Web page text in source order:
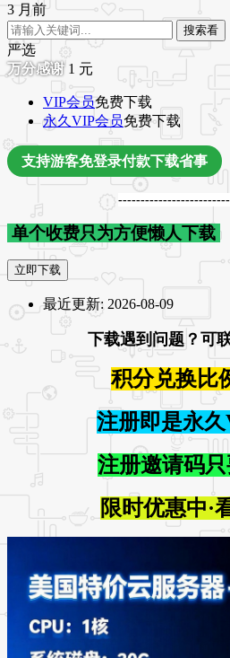
3 月前
搜索看
严选
1 元
VIP会员免费下载
永久VIP会员免费下载
支持游客免登录付款下载省事
单个收费只为方便懒人下载
立即下载
最近更新: 2026-08-09
下载遇到问题？可
积分兑换比
注册即是永
注册邀请码
限时优惠中·